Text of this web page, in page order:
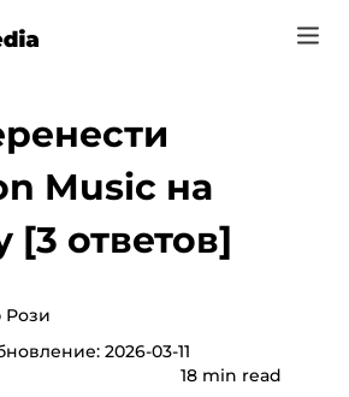
MP3
MP3
Вход
Регистрация
Music на
[3 ответов]
2026-03-11
18 min read